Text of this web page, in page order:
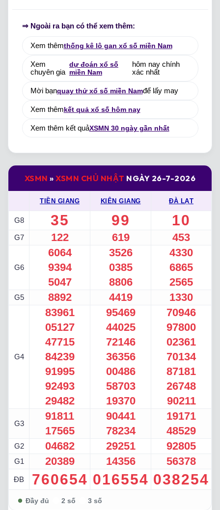
⇒ Ngoài ra bạn có thể xem thêm:
Xem thêmthống kê lô gan xổ số miền Nam
Xem
chuyên gia
dự đoán xổ số
miền Nam
hôm nay chính
xác nhất
Mời bạnquay thử xổ số miền Namđể lấy may
Xem thêmkết quả xổ số hôm nay
Xem thêm kết quảXSMN 30 ngày gần nhất
XSMN »XSMN CHỦ NHẬT NGÀY 26-7-2026
TIỀN GIANG KIÊN GIANG ĐÀ LẠT
G8 35 99 10
G7 122 619 453
G6
6064
9394
5047
3526
0385
8806
4330
6865
2565
G5 8892 4419 1330
G4
83961
05127
47715
84239
91995
92493
29482
95469
44025
72146
36356
00486
58703
19370
70946
97800
02361
70134
87181
26748
90211
G3
91811
17565
90441
78234
19171
48529
G2 04682 29251 92805
G1 20389 14356 56378
ĐB 760654 016554 038254